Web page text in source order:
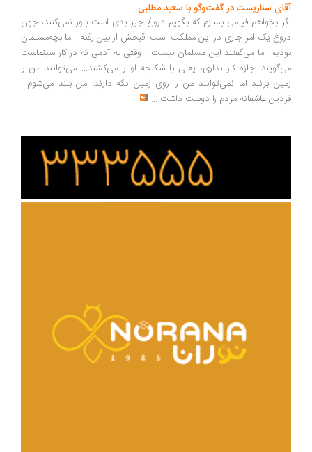
سناریست در گفت‌وگو با سعید مطلبی
بخواهم فیلمی بسازم که بگویم دروغ چیز بدی است باور نمی‌کنند، چون
یک امر جاری در این مملکت است. قبحش از بین رفته... ما بچه‌مسلمان
اما می‌گفتند این مسلمان نیست... وقتی به آدمی که در کار سینماست
اجازه کار نداری، یعنی با شکنجه او را می‌کشند... می‌توانند من را
بزنند اما نمی‌توانند من را روی زمین نگه دارند، من بلند می‌شوم...
عاشقانه مردم را دوست داشت ...